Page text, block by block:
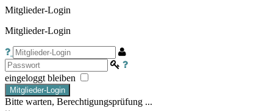
Mitglieder-Login
Mitglieder-Login
eingeloggt bleiben
Mitglieder-Login
Bitte warten, Berechtigungsprüfung ...